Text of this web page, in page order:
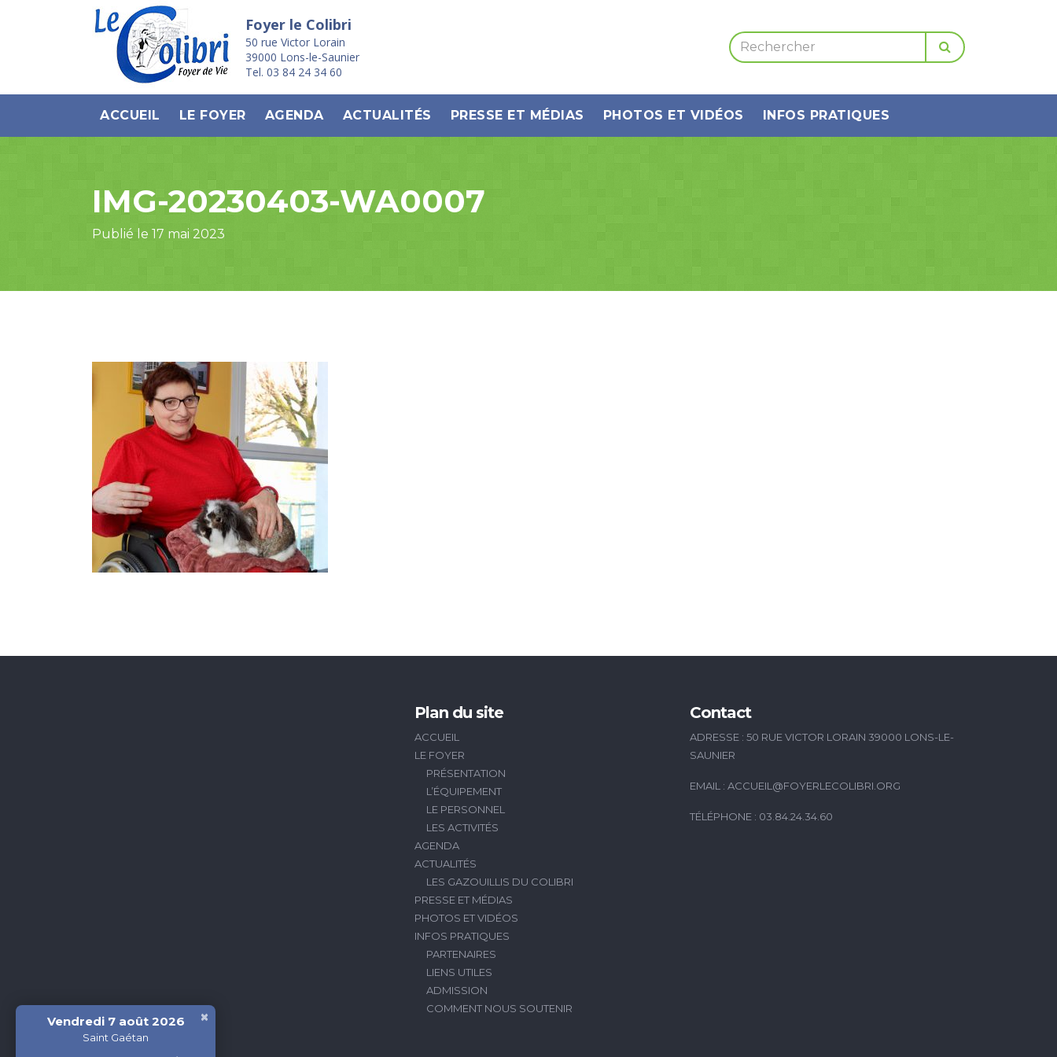
Foyer le Colibri
50 rue Victor Lorain
39000 Lons-le-Saunier
Tel. 03 84 24 34 60
ACCUEIL LE FOYER AGENDA ACTUALITÉS PRESSE ET MÉDIAS PHOTOS ET VIDÉOS INFOS PRATIQUES
IMG-20230403-WA0007
Publié le 17 mai 2023
Plan du site
ACCUEIL
LE FOYER
PRÉSENTATION
L’ÉQUIPEMENT
LE PERSONNEL
LES ACTIVITÉS
AGENDA
ACTUALITÉS
LES GAZOUILLIS DU COLIBRI
PRESSE ET MÉDIAS
PHOTOS ET VIDÉOS
INFOS PRATIQUES
PARTENAIRES
LIENS UTILES
ADMISSION
COMMENT NOUS SOUTENIR
Contact
ADRESSE : 50 RUE VICTOR LORAIN 39000 LONS-LE-
SAUNIER
EMAIL : ACCUEIL@FOYERLECOLIBRI.ORG
TÉLÉPHONE : 03.84.24.34.60
Vendredi 7 août 2026
Saint Gaétan
×